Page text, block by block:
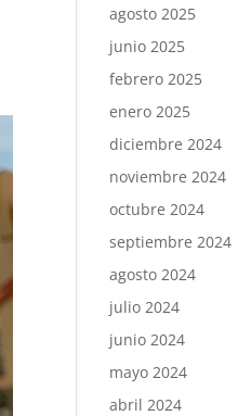
agosto 2025
junio 2025
febrero 2025
enero 2025
diciembre 2024
noviembre 2024
octubre 2024
septiembre 2024
agosto 2024
julio 2024
junio 2024
mayo 2024
abril 2024